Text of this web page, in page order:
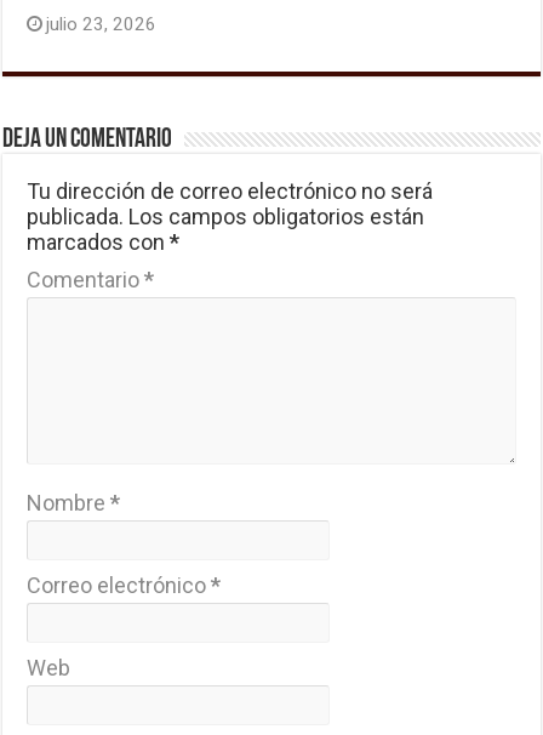
julio 23, 2026
Deja un comentario
Tu dirección de correo electrónico no será
publicada. Los campos obligatorios están
marcados con*
Comentario*
Nombre*
Correo electrónico*
Web